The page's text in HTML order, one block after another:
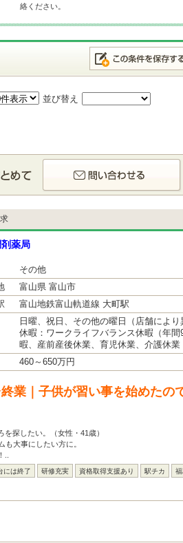
絡ください。
並び替え
薬局
その他
富山県 富山市
富山地鉄富山軌道線 大町駅
日曜、祝日、その他の曜日（店舗により
休暇：ワークライフバランス休暇（年
暇、産前産後休業、育児休業、介護休業
460～650万円
業｜子供が習い事を始めたの
探したい。（女性・41歳）
大事にしたい方に。
には終了 研修充実 資格取得支援あり 駅チカ